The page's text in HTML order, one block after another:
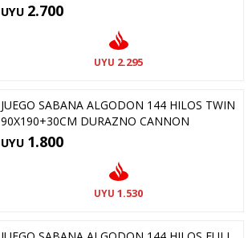
UYU 2.700
UYU 2.295
JUEGO SABANA ALGODON 144 HILOS TWIN
90X190+30CM DURAZNO CANNON
UYU 1.800
UYU 1.530